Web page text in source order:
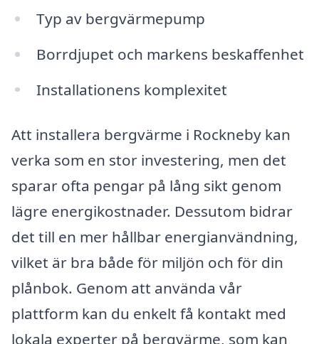
Typ av bergvärmepump
Borrdjupet och markens beskaffenhet
Installationens komplexitet
Att installera bergvärme i Rockneby kan
verka som en stor investering, men det
sparar ofta pengar på lång sikt genom
lägre energikostnader. Dessutom bidrar
det till en mer hållbar energianvändning,
vilket är bra både för miljön och för din
plånbok. Genom att använda vår
plattform kan du enkelt få kontakt med
lokala experter på bergvärme, som kan